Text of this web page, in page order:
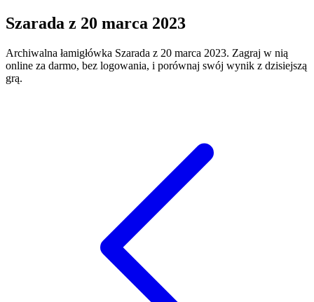
Szarada z 20 marca 2023
Archiwalna łamigłówka Szarada z 20 marca 2023. Zagraj w nią
online za darmo, bez logowania, i porównaj swój wynik z dzisiejszą
grą.